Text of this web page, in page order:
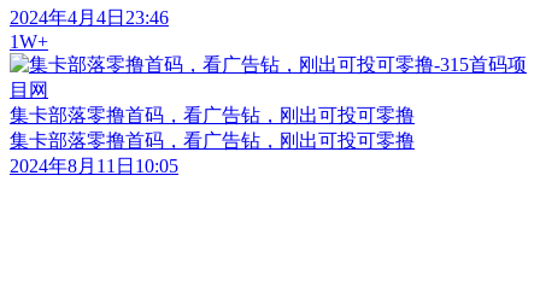
2024年4月4日23:46
1W+
集卡部落零撸首码，看广告钻，刚出可投可零撸
集卡部落零撸首码，看广告钻，刚出可投可零撸
2024年8月11日10:05